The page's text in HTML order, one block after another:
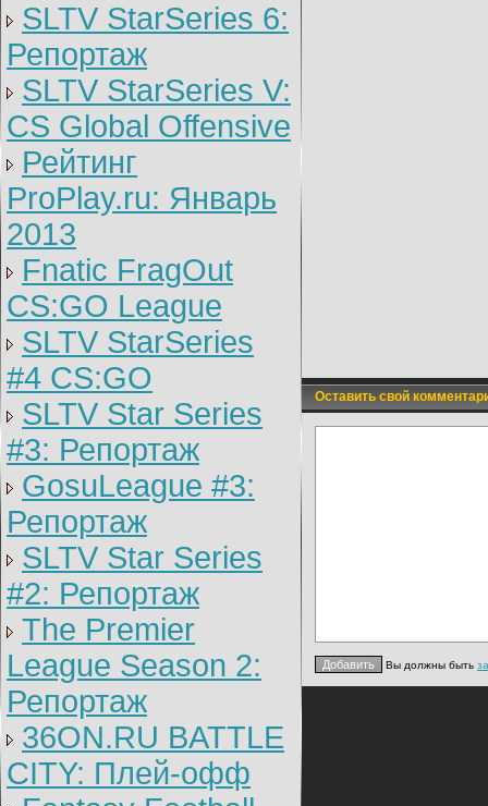
SLTV StarSeries 6:
Репортаж
SLTV StarSeries V:
CS Global Offensive
Рейтинг
ProPlay.ru: Январь
2013
Fnatic FragOut
CS:GO League
SLTV StarSeries
#4 CS:GO
SLTV Star Series
#3: Репортаж
GosuLeague #3:
Репортаж
SLTV Star Series
#2: Репортаж
The Premier
League Season 2:
Репортаж
36ON.RU BATTLE
CITY: Плей-офф
Оставить свой
Вы должны быть